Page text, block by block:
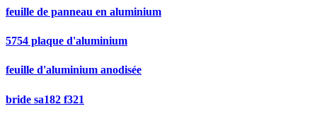
feuille de panneau en aluminium
5754 plaque d'aluminium
feuille d'aluminium anodisée
bride sa182 f321